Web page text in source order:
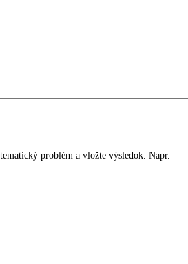
problém a vložte výsledok. Napr.